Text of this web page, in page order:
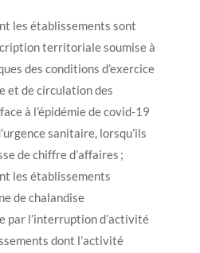
les établissements sont
territoriale soumise à
des conditions d’exercice
et de circulation des
à l’épidémie de covid-19
sanitaire, lorsqu’ils
de chiffre d’affaires ;
les établissements
de chalandise
par l’interruption d’activité
dont l’activité